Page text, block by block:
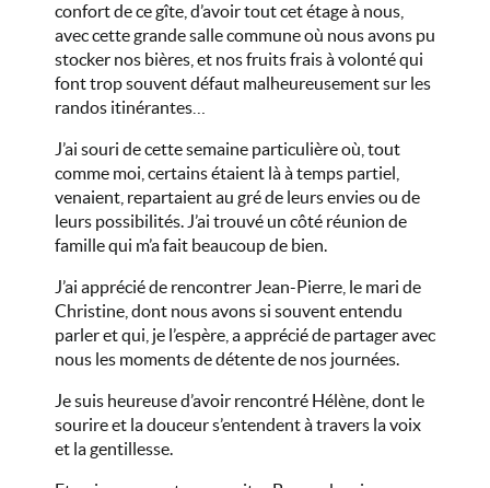
confort de ce gîte, d’avoir tout cet étage à nous,
avec cette grande salle commune où nous avons pu
stocker nos bières, et nos fruits frais à volonté qui
font trop souvent défaut malheureusement sur les
randos itinérantes…
J’ai souri de cette semaine particulière où, tout
comme moi, certains étaient là à temps partiel,
venaient, repartaient au gré de leurs envies ou de
leurs possibilités. J’ai trouvé un côté réunion de
famille qui m’a fait beaucoup de bien.
J’ai apprécié de rencontrer Jean-Pierre, le mari de
Christine, dont nous avons si souvent entendu
parler et qui, je l’espère, a apprécié de partager avec
nous les moments de détente de nos journées.
Je suis heureuse d’avoir rencontré Hélène, dont le
sourire et la douceur s’entendent à travers la voix
et la gentillesse.